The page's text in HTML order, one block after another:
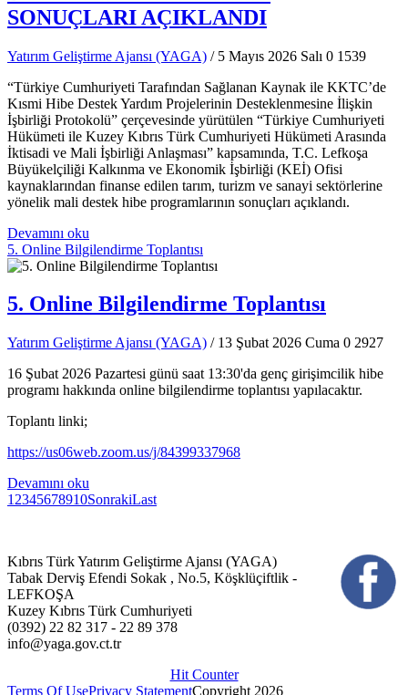
SONUÇLARI AÇIKLANDI
Yatırım Geliştirme Ajansı (YAGA) / 5 Mayıs 2026 Salı 0 1539
“Türkiye Cumhuriyeti Tarafından Sağlanan Kaynak ile KKTC’de
Kısmi Hibe Destek Yardım Projelerinin Desteklenmesine İlişkin
İşbirliği Protokolü” çerçevesinde yürütülen “Türkiye Cumhuriyeti
Hükümeti ile Kuzey Kıbrıs Türk Cumhuriyeti Hükümeti Arasında
İktisadi ve Mali İşbirliği Anlaşması” kapsamında, T.C. Lefkoşa
Büyükelçiliği Kalkınma ve Ekonomik İşbirliği (KEİ) Ofisi
kaynaklarından finanse edilen tarım, turizm ve sanayi sektörlerine
yönelik mali destek hibe programlarının sonuçları açıklandı.
Devamını oku
5. Online Bilgilendirme Toplantısı
5. Online Bilgilendirme Toplantısı
Yatırım Geliştirme Ajansı (YAGA) / 13 Şubat 2026 Cuma 0 2927
16 Şubat 2026 Pazartesi günü saat 13:30'da genç girişimcilik hibe
programı hakkında online bilgilendirme toplantısı yapılacaktır.
Toplantı linki;
https://us06web.zoom.us/j/84399337968
Devamını oku
1 2345678910SonrakiLast
Kıbrıs Türk Yatırım Geliştirme Ajansı (YAGA)
Tabak Derviş Efendi Sokak , No.5, Köşklüçiftlik -
LEFKOŞA
Kuzey Kıbrıs Türk Cumhuriyeti
(0392) 22 82 317 - 22 89 378
info@yaga.gov.ct.tr
Hit Counter
Terms Of UsePrivacy StatementCopyright 2026